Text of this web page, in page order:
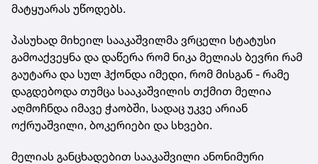
მატყუარას უწოდებს.
პასუხად მიხეილ სააკაშვილმა ვრცელი სტატუსი
გამოაქვეყნა და დაწერა რომ ნიკა მელიას ბევრი რამ
გაუტარა და სულ ჰქონდა იმედი, რომ მისგან - რამე
დაგდებოდა თუმცა სააკაშვილის თქმით მელია
აღმოჩნდა იმავე ჭაობში, სადაც უკვე არიან
ოქრუაშვილი, ბოკერიები და სხვები.
მელიას განცხადებით სააკაშვილი ანონიმური